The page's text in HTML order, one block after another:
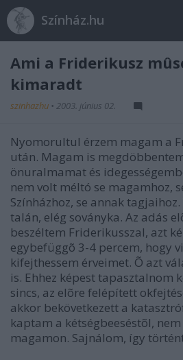
Színház.hu
Ami a Friderikusz
kimaradt
szinhazhu • 2003. június 02.
Nyomorultul érzem magam a
után. Magam is
önuralmamat és
nem volt méltó se magamhoz,
Színházhoz, se annak
talán, elég soványka. Az adás
beszéltem Friderikusszal, azt
egybefüggõ 3-4 percem, hogy
kifejthessem érveimet. Õ azt
is. Ehhez képest tapasztalnom
sincs, az elõre felépített
akkor bekövetkezett a
kaptam a kétségbeeséstõl,
magamon. Sajnálom, így